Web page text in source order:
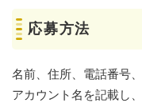
応募方法
名前、住所、電話番号
アカウント名を記載し